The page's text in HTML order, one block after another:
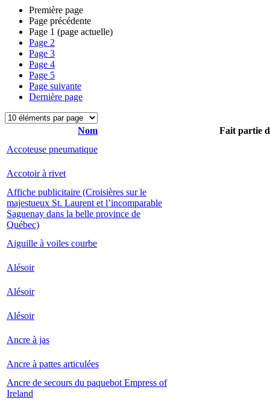
Première page
Page précédente
Page 1 (page actuelle)
Page 2
Page 3
Page 4
Page 5
Page suivante
Dernière page
Nom
Fait partie
Accoteuse pneumatique
Accotoir à rivet
Affiche publicitaire (Croisières sur le
majestueux St. Laurent et l’incomparable
Saguenay dans la belle province de
Québec)
Aiguille à voiles courbe
Alésoir
Alésoir
Alésoir
Ancre à jas
Ancre à pattes articulées
Ancre de secours du paquebot Empress of
Ireland